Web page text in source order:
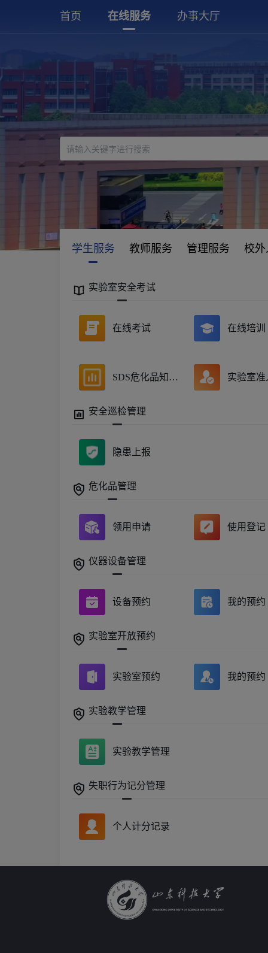
首页 在线服务 办事大厅
学生服务 教师服务 管理服务 校外
实验室安全考试
在线考试 在线培训
SDS危化品知识库 实验室准
安全巡检管理
隐患上报
危化品管理
领用申请 使用登记
仪器设备管理
设备预约 我的预约
实验室开放预约
实验室预约 我的预约
实验教学管理
实验教学管理
失职行为记分管理
个人计分记录